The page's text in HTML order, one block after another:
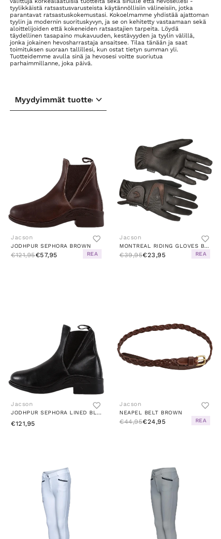
tyylikkäistä ratsastusvarusteista käytännöllisiin välineisiin, jotka
parantavat ratsastuskokemustasi. Kokoelmamme yhdistää ajattoman
tyylin ja modernin suorituskyvyn, ja se on kehitetty vastaamaan sekä
aloittelijoiden että kokeneiden ratsastajien tarpeita. Löydä
täydellinen tasapaino mukavuuden, kestävyyden ja tyylin välillä,
jonka jokainen hevosharrastaja ansaitsee. Tilaa tänään ja saat
toimituksen suoraan tallillesi, kun ostat tietyn summan yli.
Tuotteidemme avulla sinä ja hevosesi voitte suoriutua
parhaimmillanne, joka päivä.
Jacson
JODHPUR SEPHORA BROWN
€121,95€57,95 REA
Jacson
MONTREAL RIDING GLOVES BROWN
€39,95€23,95 REA
Jacson
JODHPUR SEPHORA LINED BLACK
€121,95
Jacson
NEAPEL BELT BROWN
€44,95€24,95 REA